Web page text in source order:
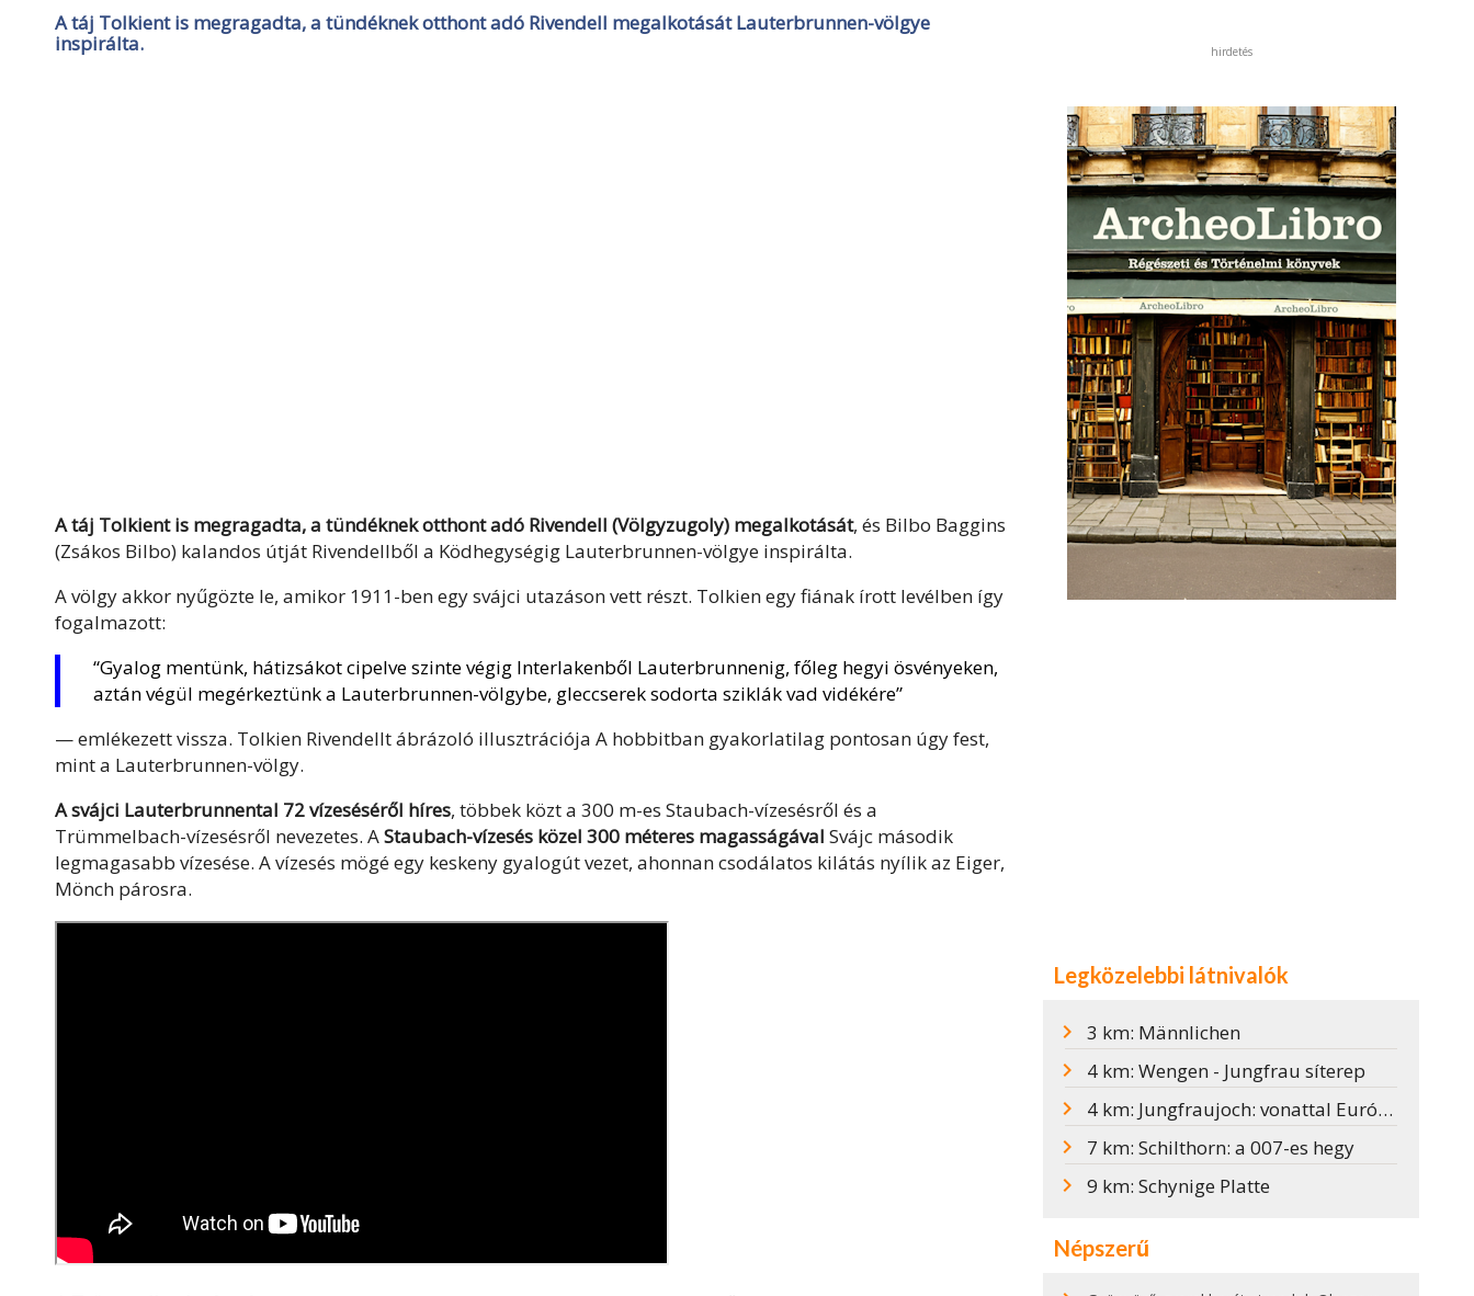
A táj Tolkient is megragadta, a tündéknek otthont adó Rivendell megalkotását Lauterbrunnen-völgye
inspirálta.
A táj Tolkient is megragadta, a tündéknek otthont adó Rivendell (Völgyzugoly) megalkotását, és Bilbo Baggins
(Zsákos Bilbo) kalandos útját Rivendellből a Ködhegységig Lauterbrunnen-völgye inspirálta.
A völgy akkor nyűgözte le, amikor 1911-ben egy svájci utazáson vett részt. Tolkien egy fiának írott levélben így
fogalmazott:
“Gyalog mentünk, hátizsákot cipelve szinte végig Interlakenből Lauterbrunnenig, főleg hegyi ösvényeken,
aztán végül megérkeztünk a Lauterbrunnen-völgybe, gleccserek sodorta sziklák vad vidékére”
— emlékezett vissza. Tolkien Rivendellt ábrázoló illusztrációja A hobbitban gyakorlatilag pontosan úgy fest,
mint a Lauterbrunnen-völgy.
A svájci Lauterbrunnental 72 vízeséséről híres, többek közt a 300 m-es Staubach-vízesésről és a
Trümmelbach-vízesésről nevezetes. AStaubach-vízesés közel 300 méteres magasságával Svájc második
legmagasabb vízesése. A vízesés mögé egy keskeny gyalogút vezet, ahonnan csodálatos kilátás nyílik az Eiger,
Mönch párosra.
hirdetés
Legközelebbi látnivalók
3 km: Männlichen
4 km: Wengen - Jungfrau síterep
4 km: Jungfraujoch: vonattal Európa tetejére
7 km: Schilthorn: a 007-es hegy
9 km: Schynige Platte
Népszerű